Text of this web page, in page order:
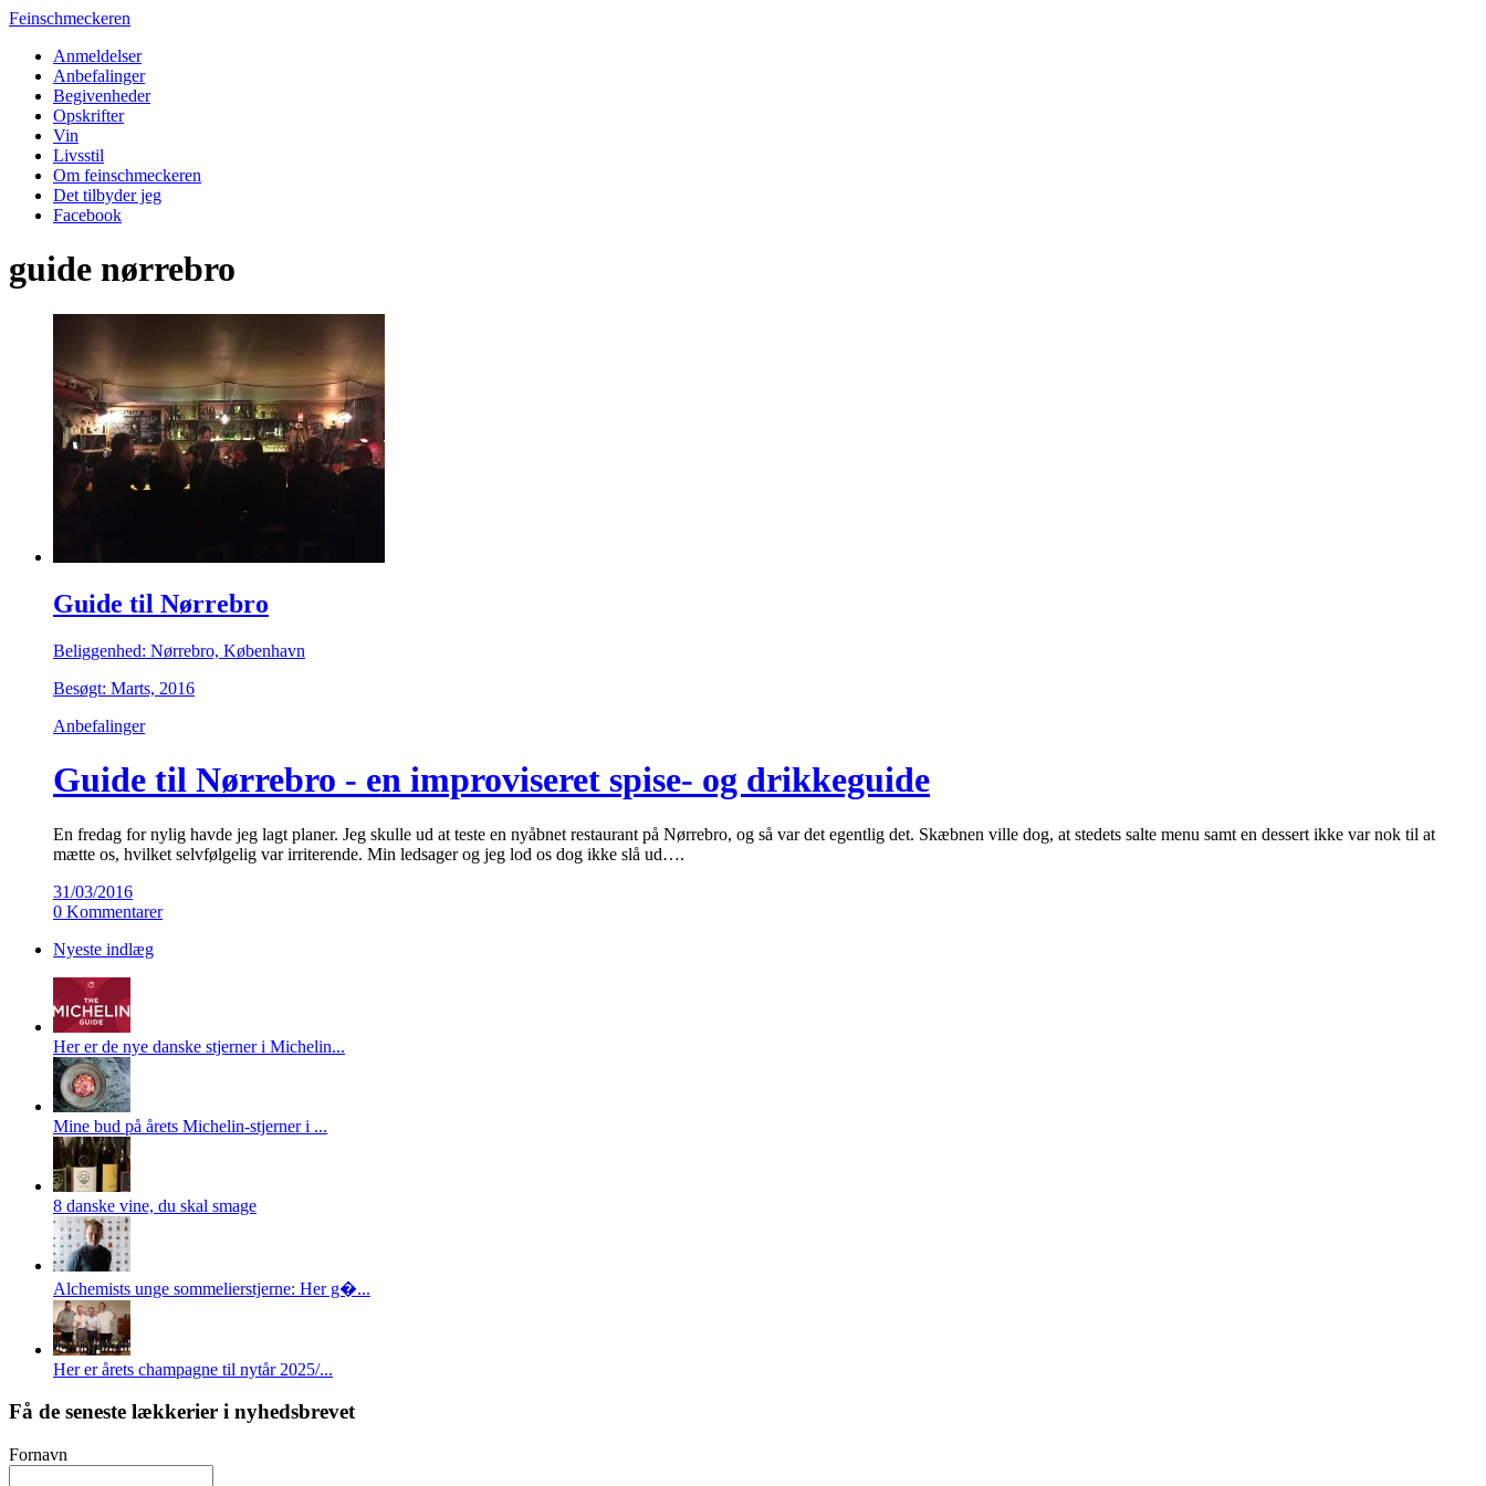
Feinschmeckeren
Anmeldelser
Anbefalinger
Begivenheder
Opskrifter
Vin
Livsstil
Om feinschmeckeren
Det tilbyder jeg
Facebook
guide nørrebro
Guide til Nørrebro
Beliggenhed: Nørrebro, København
Besøgt: Marts, 2016
Anbefalinger
Guide til Nørrebro - en improviseret spise- og drikkeguide
En fredag for nylig havde jeg lagt planer. Jeg skulle ud at teste en nyåbnet restaurant på Nørrebro, og så var det egentlig det. Skæbnen ville dog, at stedets salte menu samt en dessert ikke var nok til at
mætte os, hvilket selvfølgelig var irriterende. Min ledsager og jeg lod os dog ikke slå ud….
31/03/2016
0 Kommentarer
Nyeste indlæg
Her er de nye danske stjerner i Michelin...
Mine bud på årets Michelin-stjerner i ...
8 danske vine, du skal smage
Alchemists unge sommelierstjerne: Her g�...
Her er årets champagne til nytår 2025/...
Få de seneste lækkerier i nyhedsbrevet
Fornavn